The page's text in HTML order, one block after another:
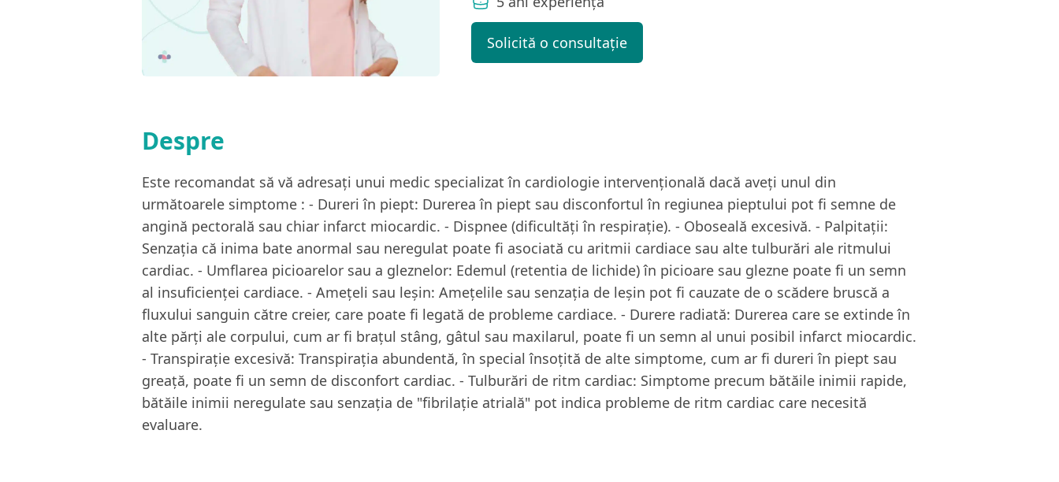
Solicită o consultație
Despre
Este recomandat să vă adresați unui medic specializat în cardiologie intervențională dacă aveți unul din
următoarele simptome : - Dureri în piept: Durerea în piept sau disconfortul în regiunea pieptului pot fi semne de
angină pectorală sau chiar infarct miocardic. - Dispnee (dificultăți în respirație). - Oboseală excesivă. - Palpitații:
Senzația că inima bate anormal sau neregulat poate fi asociată cu aritmii cardiace sau alte tulburări ale ritmului
cardiac. - Umflarea picioarelor sau a gleznelor: Edemul (retentia de lichide) în picioare sau glezne poate fi un semn
al insuficienței cardiace. - Amețeli sau leșin: Amețelile sau senzația de leșin pot fi cauzate de o scădere bruscă a
fluxului sanguin către creier, care poate fi legată de probleme cardiace. - Durere radiată: Durerea care se extinde în
alte părți ale corpului, cum ar fi brațul stâng, gâtul sau maxilarul, poate fi un semn al unui posibil infarct miocardic.
- Transpirație excesivă: Transpirația abundentă, în special însoțită de alte simptome, cum ar fi dureri în piept sau
greață, poate fi un semn de disconfort cardiac. - Tulburări de ritm cardiac: Simptome precum bătăile inimii rapide,
bătăile inimii neregulate sau senzația de "fibrilație atrială" pot indica probleme de ritm cardiac care necesită
evaluare.